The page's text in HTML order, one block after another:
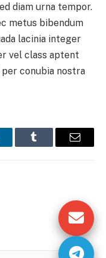
diam urna tempor.
metus bibendum
lacinia integer
vel class aptent
conubia nostra
Tumblr Email